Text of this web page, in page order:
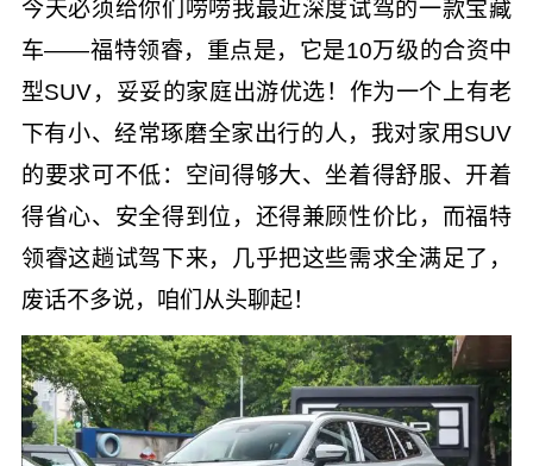
今天必须给你们唠唠我最近深度试驾的一款宝藏
车——福特领睿，重点是，它是10万级的合资中
型SUV，妥妥的家庭出游优选！作为一个上有老
下有小、经常琢磨全家出行的人，我对家用SUV
的要求可不低：空间得够大、坐着得舒服、开着
得省心、安全得到位，还得兼顾性价比，而福特
领睿这趟试驾下来，几乎把这些需求全满足了，
废话不多说，咱们从头聊起！